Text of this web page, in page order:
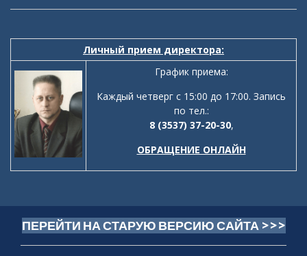
Личный прием директора:
График приема:
Каждый четверг с 15:00 до 17:00. Запись
по тел.:
8 (3537) 37-20-30,
ОБРАЩЕНИЕ ОНЛАЙН
ПЕРЕЙТИ НА СТАРУЮ ВЕРСИЮ САЙТА >>>